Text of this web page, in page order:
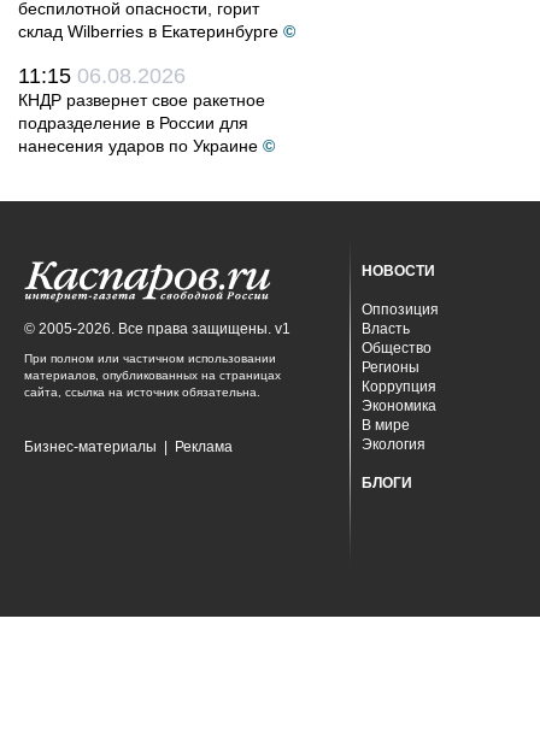
беспилотной опасности, горит
склад Wilberries в Екатеринбурге ©
11:15 06.08.2026
КНДР развернет свое ракетное
подразделение в России для
нанесения ударов по Украине ©
© 2005-2026. Все права защищены. v1
При полном или частичном использовании
материалов, опубликованных на страницах
сайта, ссылка на источник обязательна.
Бизнес-материалы Реклама
НОВОСТИ
Оппозиция
Власть
Общество
Регионы
Коррупция
Экономика
В мире
Экология
БЛОГИ